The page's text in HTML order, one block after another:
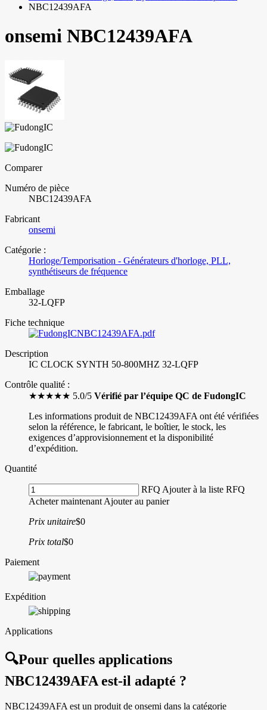
NBC12439AFA
onsemi NBC12439AFA
Comparer
Numéro de pièce
NBC12439AFA
Fabricant
onsemi
Catégorie :
Horloge/Temporisation - Générateurs d'horloge, PLL,
synthétiseurs de fréquence
Emballage
32-LQFP
Fiche technique
NBC12439AFA.pdf
Description
IC CLOCK SYNTH 50-800MHZ 32-LQFP
Contrôle qualité :
★★★★★ 5.0/5 Vérifié par l’équipe QC de FudongIC
Les informations produit de NBC12439AFA ont été vérifiées
selon la référence, le fabricant, le boîtier, le stock, les
exigences d’approvisionnement et la disponibilité
d’expédition.
Quantité
RFQ Ajouter à la liste RFQ
Acheter maintenant Ajouter au panier
Prix unitaire$0
Prix total$0
Paiement
Expédition
Applications
🔍Pour quelles applications
NBC12439AFA est-il adapté ?
NBC12439AFA est un produit de onsemi dans la catégorie